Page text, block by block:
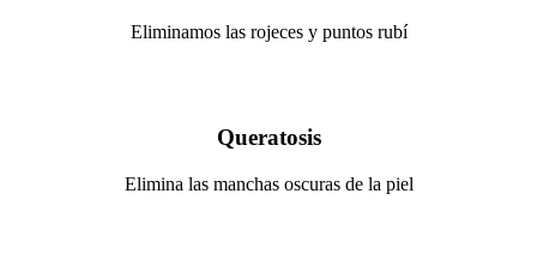
Eliminamos las rojeces y puntos rubí
Queratosis
Elimina las manchas oscuras de la piel